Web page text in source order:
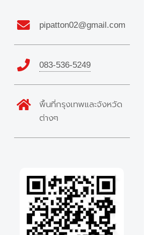
pipatton02@gmail.com
083-536-5249
พื้นที่กรุงเทพและจังหวัด
ต่างๆ